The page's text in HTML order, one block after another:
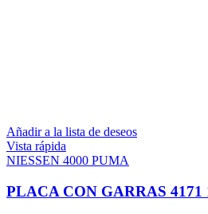
Añadir a la lista de deseos
Vista rápida
NIESSEN 4000 PUMA
PLACA CON GARRAS